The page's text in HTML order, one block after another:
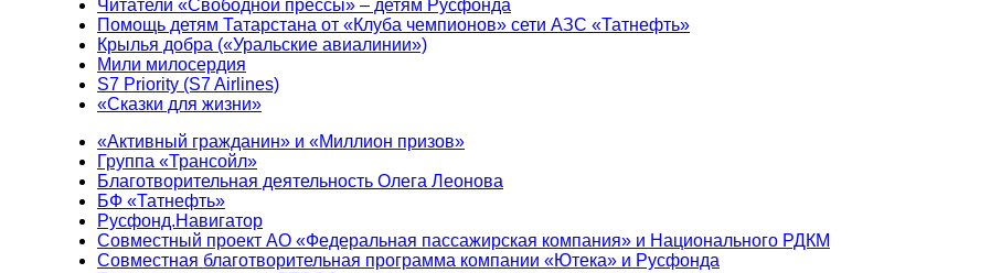
Читатели «Свободной прессы» – детям Русфонда
Помощь детям Татарстана от «Клуба чемпионов» сети АЗС «Татнефть»
Крылья добра («Уральские авиалинии»)
Мили милосердия
S7 Priority (S7 Airlines)
«Сказки для жизни»
«Активный гражданин» и «Миллион призов»
Группа «Трансойл»
Благотворительная деятельность Олега Леонова
БФ «Татнефть»
Русфонд.Навигатор
Совместный проект АО «Федеральная пассажирская компания» и Национального РДКМ
Совместная благотворительная программа компании «Ютека» и Русфонда